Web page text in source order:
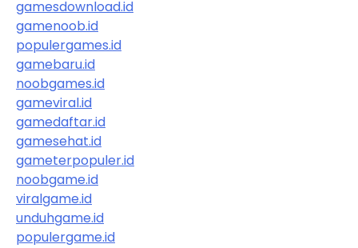
gamesdownload.id
gamenoob.id
populergames.id
gamebaru.id
noobgames.id
gameviral.id
gamedaftar.id
gamesehat.id
gameterpopuler.id
noobgame.id
viralgame.id
unduhgame.id
populergame.id